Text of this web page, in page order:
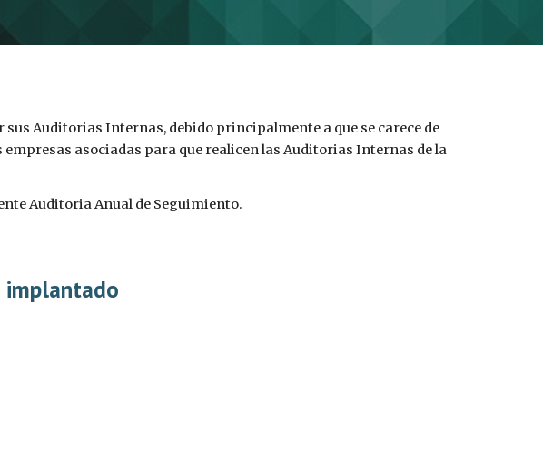
Auditorias Internas, debido principalmente a que se carece de
asociadas para que realicen las Auditorias Internas de la
Auditoria Anual de Seguimiento.
implantado